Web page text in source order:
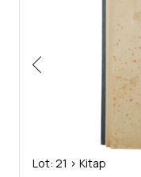
Lot: 21 > Kitap